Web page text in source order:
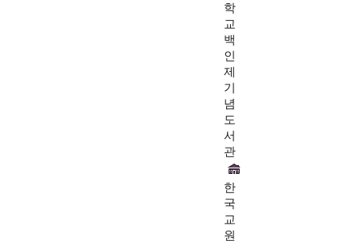
학
교
백
인
제
기
념
도
서
관
한
국
교
원